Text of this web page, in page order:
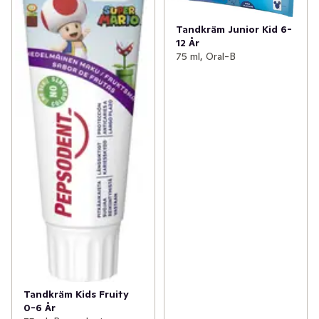
därför har Pepsodent under många år fokuserat på att
aktivt förbättra munhälsan genom skolprogram som ges
av sjuksköterskor, lärare och volontärer över hela
världen. Pepsodent ger skolbarn tips och lär ut tekniker
om tandborstning och ordentlig munvård på ett roligt,
övertygande och interaktivt sätt.
Pepsodent Tandkräm Junior 75 ML är en fluortandkräm
som är framtagen för en effektiv och säker rengöring av
barnets permanenta tänder. Den vänder sig till barn i
åldern 7 till 13 år. Pepsodent Junior innehåller samma
mängd fluor som rekommenderas för vuxna, 1450ppm.
Den innehåller dessutom extra kalcium för att stärka
skyddet av tänderna.
roligt att borsta tänderna.
Tandkräm Kids Fruity
0-6 År
Tandkräm Junior Kid 6-
12 År
75 ml, Oral-B